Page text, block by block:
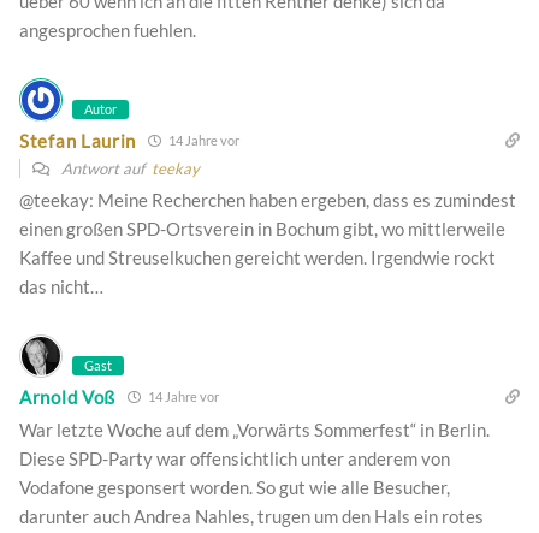
angesprochen fuehlen.
Autor
Stefan Laurin 14 Jahre vor
Antwort auf teekay
@teekay: Meine Recherchen haben ergeben, dass es zumindest
einen großen SPD-Ortsverein in Bochum gibt, wo mittlerweile
Kaffee und Streuselkuchen gereicht werden. Irgendwie rockt
das nicht…
Gast
Arnold Voß 14 Jahre vor
War letzte Woche auf dem „Vorwärts Sommerfest“ in Berlin.
Diese SPD-Party war offensichtlich unter anderem von
Vodafone gesponsert worden. So gut wie alle Besucher,
darunter auch Andrea Nahles, trugen um den Hals ein rotes